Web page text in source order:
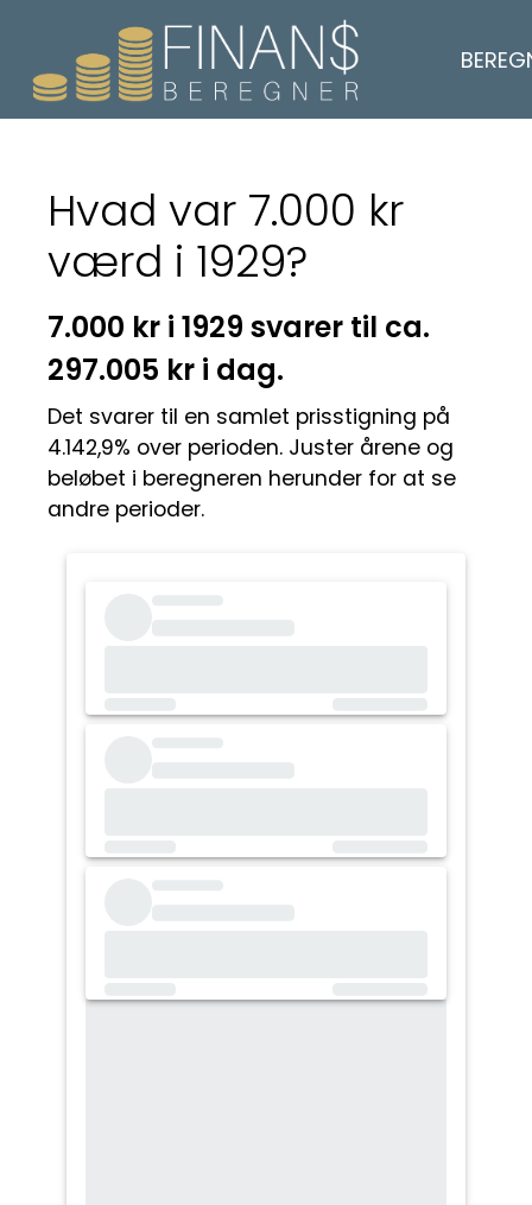
Hvad var 7.000 kr
værd i 1929?
7.000 kr i 1929 svarer til ca.
297.005 kr i dag.
Det svarer til en samlet prisstigning på
4.142,9% over perioden. Juster årene og
beløbet i beregneren herunder for at se
andre perioder.